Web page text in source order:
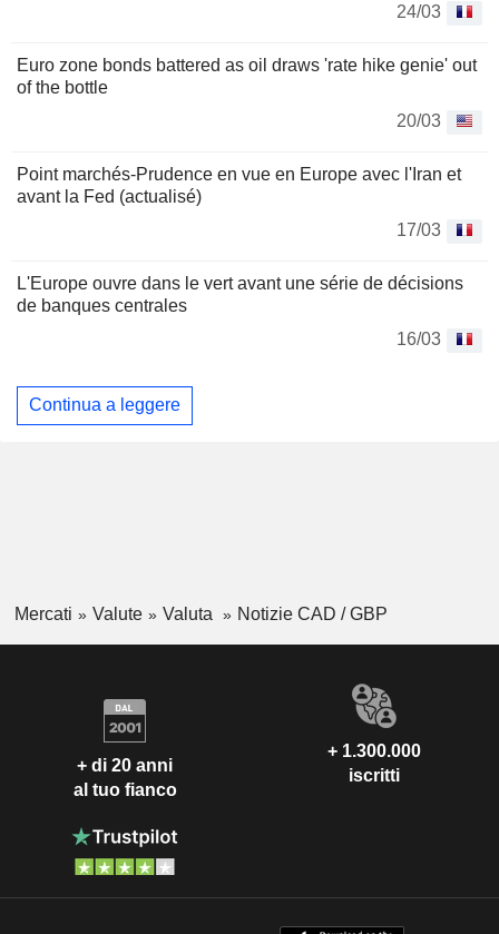
24/03
Euro zone bonds battered as oil draws 'rate hike genie' out
of the bottle
20/03
Point marchés-Prudence en vue en Europe avec l'Iran et
avant la Fed (actualisé)
17/03
L'Europe ouvre dans le vert avant une série de décisions
de banques centrales
16/03
Continua a leggere
Mercati Valute Valuta Notizie CAD / GBP
+ di 20 anni
al tuo fianco
+ 1.300.000
iscritti